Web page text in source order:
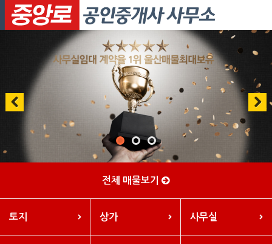
전체 매물보기
토지 상가 사무실